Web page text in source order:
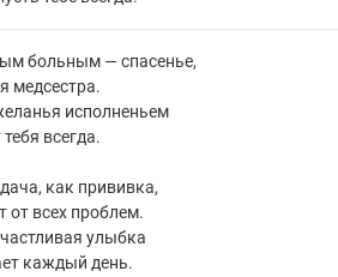
больным — спасенье,
медсестра.
исполненьем
всегда.
как прививка,
от всех проблем.
улыбка
каждый день.